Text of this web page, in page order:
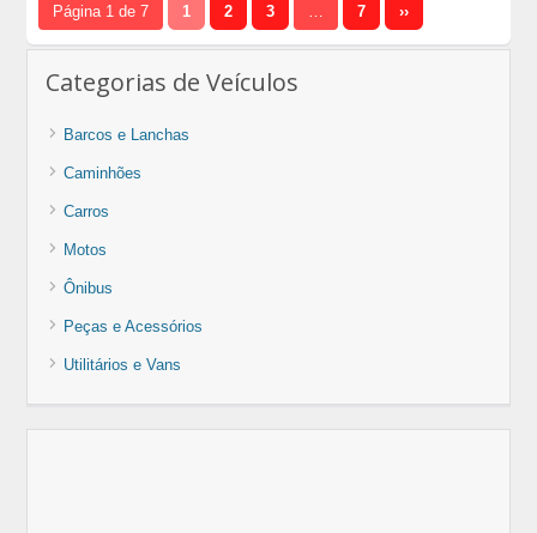
Página 1 de 7 1 2 3 7 ››
Categorias de Veículos
Barcos e Lanchas
Caminhões
Carros
Motos
Ônibus
Peças e Acessórios
Utilitários e Vans